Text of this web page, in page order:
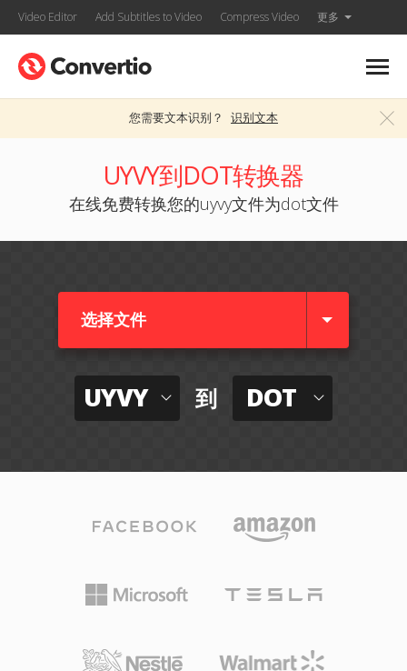
Video Editor Add Subtitles to Video Compress Video 更多
您需要文本识别？ 识别文本
UYVY到DOT转换器
在线免费转换您的uyvy文件为dot文件
选择文件
UYVY 到 DOT